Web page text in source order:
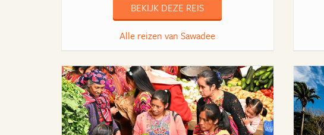
BEKIJK DEZE REIS
Alle reizen van Sawadee